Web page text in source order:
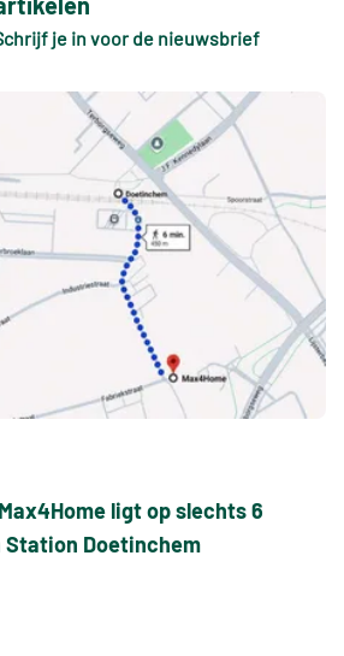
je in voor de nieuwsbrief
ligt op slechts 6
Station Doetinchem